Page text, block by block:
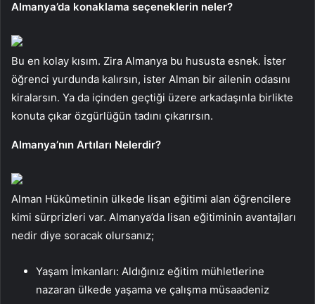
Almanya’da konaklama seçeneklerin neler?
Bu en kolay kısım. Zira Almanya bu hususta esnek. İster
öğrenci yurdunda kalırsın, ister Alman bir ailenin odasını
kiralarsın. Ya da içinden geçtiği üzere arkadaşınla birlikte
konuta çıkar özgürlüğün tadını çıkarırsın.
Almanya’nın Artıları Nelerdir?
Alman Hükûmetinin ülkede lisan eğitimi alan öğrencilere
kimi sürprizleri var. Almanya’da lisan eğitiminin avantajları
nedir diye soracak olursanız;
Yaşam İmkanları: Aldığınız eğitim mühletlerine
nazaran ülkede yaşama ve çalışma müsaadeniz